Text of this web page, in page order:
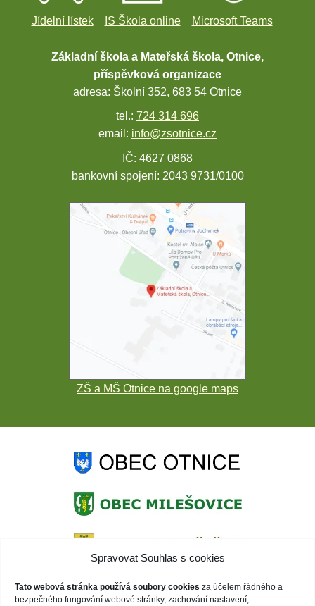
Spravovat Souhlas s cookies
Tato webová stránka používá soubory cookies za účelem řádného a
bezpečného fungování webové stránky, zachování nastavení,
Jídelní lístek IS Škola online Microsoft Teams
Základní škola a Mateřská škola, Otnice,
příspěvková organizace
adresa: Školní 352, 683 54 Otnice
tel.: 724 314 696
email: info@zsotnice.cz
IČ: 4627 0868
bankovní spojení: 2043 9731/0100
ZŠ a MŠ Otnice na google maps